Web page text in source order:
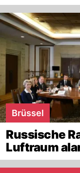
Brüssel
Russische
Luftraum